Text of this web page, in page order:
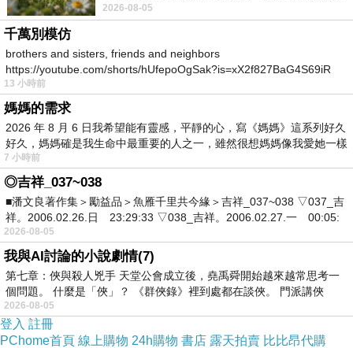
人交代嗎？
各縣市罷藍團體藉著公民團體名義收錢，那些幕
後藏鏡人是誰？就是民進黨啊！法務部長、調查
局長你們是豬啊？還是狗啊？沒看見是不是啊？
整天在立法院叫囂！你們以為全廣大海內外同胞
朋友們都不知道，是不是？
法務部長、調查局長，罷藍團體收受賄賂這件
事，請你們好好調查清楚！早點向我們中華民國
子民同胞朋友們一個合理的解釋，不然你們兩個
的職位別給我幹了！
罷免志工自清沒領錢！活動中遇1事立刻全程錄
影「退錢」
https://www.nownews.com/news/6682688
被爆給罷團志工2千曹興誠喊告 村長嗆「歡
迎」：我是瘋豹
真的。詮釋的情感觸動了人心，就是真情
2026-08-05
千萬別模仿
brothers and sisters, friends and neighbors
https://youtube.com/shorts/hUfepoOgSak?is=xX2f827BaG4S69iR
https
13 小時前
媽媽的需求
2026 年 8 月 6 日我希望能有靈感，平靜的心，寫《媽媽》這系列好久
好久，媽媽確是我生命中最重要的人之一，雖然很想媽媽像我愛她一樣
7 小時前
◎吉祥_037~038
■潘文良著作集＞勵益品＞魚雁千里共今緣＞吉祥_037~038 ▽037_吉
祥。2006.02.26.日 23:29:33 ▽038_吉祥。2006.02.27.一 00:05:
2026-08-05
我與AI討論的小說劇情(7)
第七章：俠與殺人兇手 天堂公會成立後，堯禹舜開始越來越常思考一
個問題。 什麼是「俠」？ 《群俠錄》裡到處都在談俠。 門派講俠
2026-08-05
登入 註冊
PChome首頁 線上購物 24h購物 書店 露天拍賣 比比昂代購